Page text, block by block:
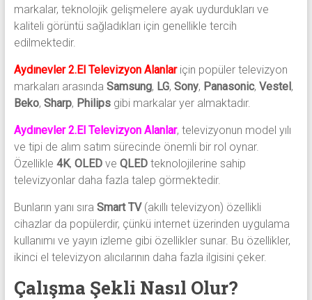
markalar, teknolojik gelişmelere ayak uydurdukları ve
kaliteli görüntü sağladıkları için genellikle tercih
edilmektedir.
Aydınevler 2.El Televizyon Alanlariçin popüler televizyon
markaları arasında Samsung, LG, Sony, Panasonic, Vestel,
Beko, Sharp, Philipsgibi markalar yer almaktadır.
Aydınevler 2.El Televizyon Alanlar, televizyonun model yılı
ve tipi de alım satım sürecinde önemli bir rol oynar.
Özellikle 4K, OLEDve QLEDteknolojilerine sahip
televizyonlar daha fazla talep görmektedir.
Bunların yanı sıra Smart TV(akıllı televizyon) özellikli
cihazlar da popülerdir, çünkü internet üzerinden uygulama
kullanımı ve yayın izleme gibi özellikler sunar. Bu özellikler,
ikinci el televizyon alıcılarının daha fazla ilgisini çeker.
Çalışma Şekli Nasıl Olur?